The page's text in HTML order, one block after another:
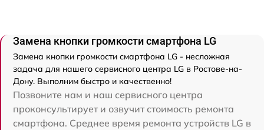
Замена кнопки громкости смартфона LG
Замена кнопки громкости смартфона LG - несложная
задача для нашего сервисного центра LG в Ростове-на-
Дону. Выполним быстро и качественно!
Позвоните нам и наш сервисного центра
проконсультирует и озвучит стоимость ремонта
смартфона. Среднее время ремонта устройств LG в